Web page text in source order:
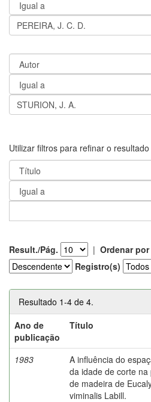
Utilizar filtros para refinar o
Result./Pág. | Ordenar por
Registro(s)
Resultado 1-4 de 4.
Ano de
publicação
Título
1983
A influência do
da idade de corte na
de madeira de
viminalis Labill.